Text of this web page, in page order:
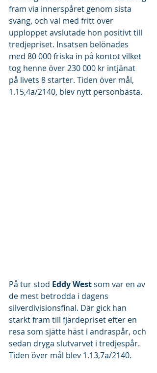
fram via innerspåret genom sista
sväng, och väl med fritt över
upploppet avslutade hon positivt till
tredjepriset. Insatsen belönades
med 80 000 friska in på kontot vilket
tog henne över 230 000 kr intjänat
på livets 8 starter. Tiden över mål,
1.15,4a/2140, blev nytt personbästa.
På tur stod Eddy West som var en av
de mest betrodda i dagens
silverdivisionsfinal. Där gick han
starkt fram till fjärdepriset efter en
resa som sjätte häst i andraspår, och
sedan dryga slutvarvet i tredjespår.
Tiden över mål blev 1.13,7a/2140.